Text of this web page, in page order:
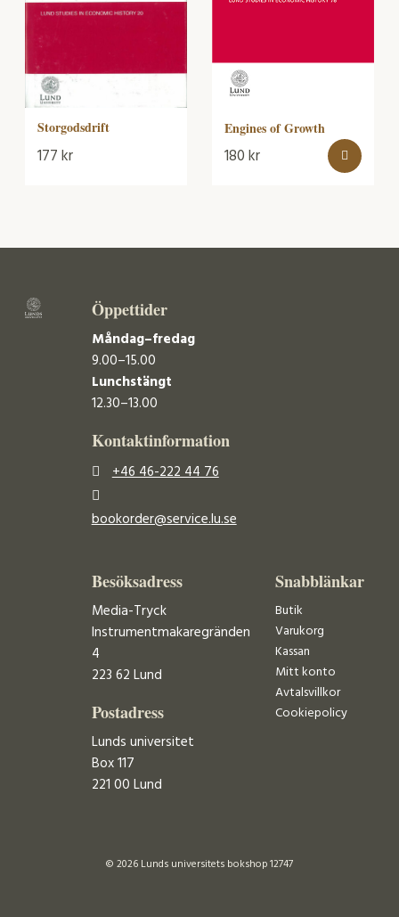
Storgodsdrift
177kr
Engines of Growth
180kr
Öppettider
Måndag–fredag
9.00–15.00
Lunchstängt
12.30–13.00
Kontaktinformation
+46 46-222 44 76
bookorder@service.lu.se
Besöksadress
Media-Tryck
Instrumentmakaregränden
4
223 62 Lund
Postadress
Lunds universitet
Box 117
221 00 Lund
Snabblänkar
Butik
Varukorg
Kassan
Mitt konto
Avtalsvillkor
Cookiepolicy
© 2026 Lunds universitets bokshop 12747